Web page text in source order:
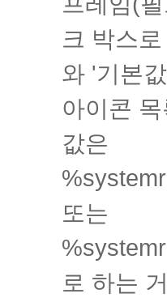
크 박스
와 '기본
아이콘
값은
또는
로 하는